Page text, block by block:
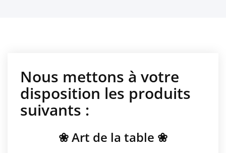
Nous mettons à votre
disposition les produits
suivants :
❀ Art de la table ❀